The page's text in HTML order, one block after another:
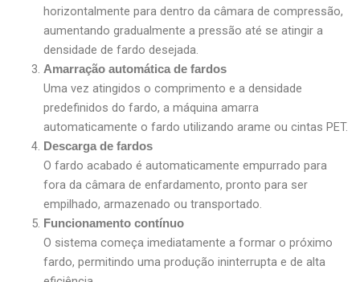
horizontalmente para dentro da câmara de compressão,
aumentando gradualmente a pressão até se atingir a
densidade de fardo desejada.
Amarração automática de fardos
Uma vez atingidos o comprimento e a densidade
predefinidos do fardo, a máquina amarra
automaticamente o fardo utilizando arame ou cintas PET.
Descarga de fardos
O fardo acabado é automaticamente empurrado para
fora da câmara de enfardamento, pronto para ser
empilhado, armazenado ou transportado.
Funcionamento contínuo
O sistema começa imediatamente a formar o próximo
fardo, permitindo uma produção ininterrupta e de alta